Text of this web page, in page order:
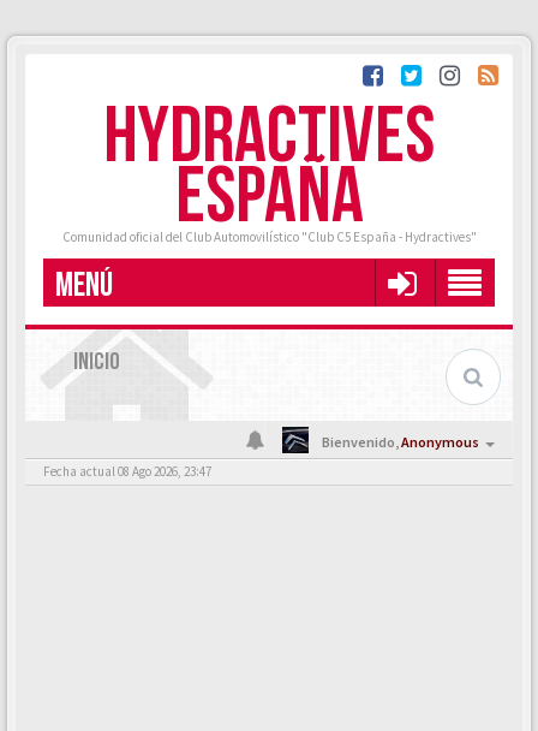
HYDRACTIVES
ESPAÑA
Comunidad oficial del Club Automovilístico "Club C5 España - Hydractives"
MENÚ
INICIO
Bienvenido,Anonymous
Fecha actual 08 Ago 2026, 23:47